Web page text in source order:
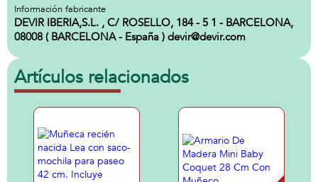
Información fabricante
DEVIR IBERIA,S.L. , C/ ROSELLO, 184 - 5 1 - BARCELONA,
08008 ( BARCELONA - España ) devir@devir.com
Artículos relacionados